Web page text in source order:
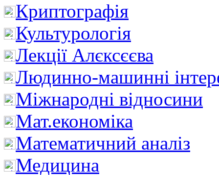
Криптографія
Культурологія
Лекції Алєксєєва
Людинно-машинні
Міжнародні відносини
Мат.економіка
Математичний аналіз
Медицина